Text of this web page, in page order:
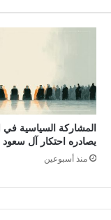
المشاركة السياسية
يصادره احتكار آل
منذ أسبوعين